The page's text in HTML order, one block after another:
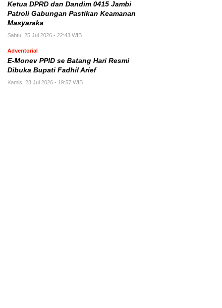
Ketua DPRD dan Dandim 0415 Jambi
Patroli Gabungan Pastikan Keamanan
Masyaraka
Sabtu, 25 Jul 2026 - 22:43 WIB
Adventorial
E-Monev PPID se Batang Hari Resmi
Dibuka Bupati Fadhil Arief
Kamis, 23 Jul 2026 - 19:57 WIB